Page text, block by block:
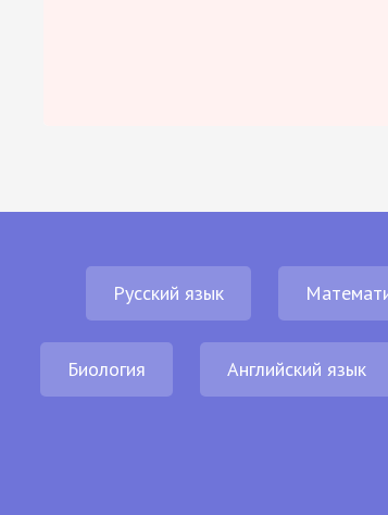
Русский язык
Биология Английский язык